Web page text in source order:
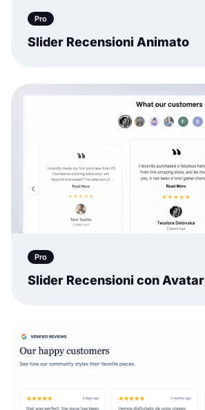
Pro
Slider Recensioni Animato
Pro
Slider Recensioni con Avatar